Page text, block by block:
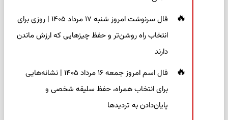
فال سرنوشت امروز شنبه ۱۷ مرداد ۱۴۰۵ | روزی برای
انتخاب راه روشن‌تر و حفظ چیزهایی که ارزش ماندن
دارند
فال اسم امروز جمعه ۱۶ مرداد ۱۴۰۵ | نشانه‌هایی
برای انتخاب همراه، حفظ سلیقه شخصی و
پایان‌دادن به تردیدها